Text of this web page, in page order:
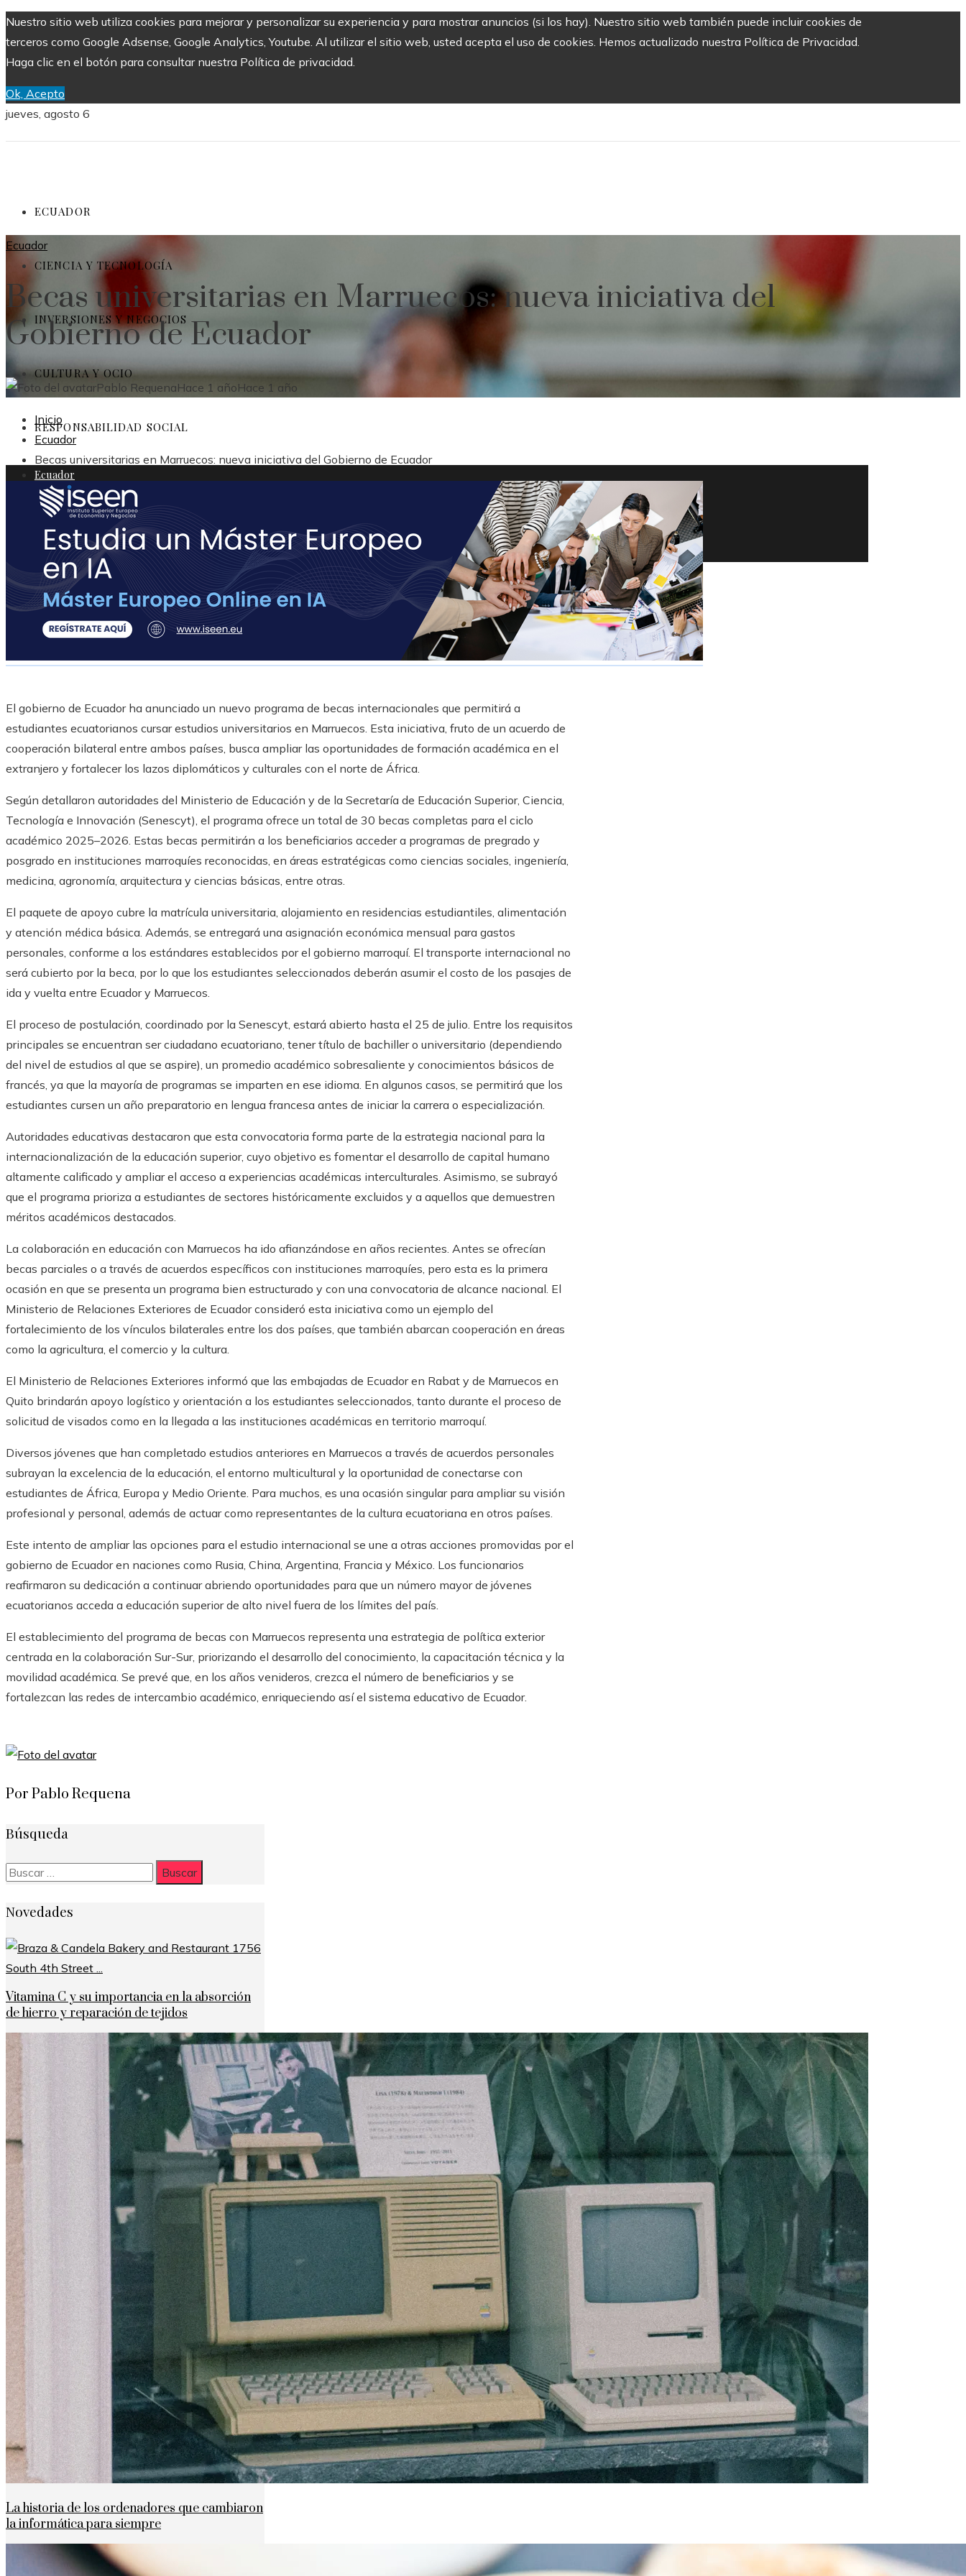
Nuestro sitio web utiliza cookies para mejorar y personalizar su experiencia y para mostrar anuncios (si los hay). Nuestro sitio web también puede incluir cookies de
terceros como Google Adsense, Google Analytics, Youtube. Al utilizar el sitio web, usted acepta el uso de cookies. Hemos actualizado nuestra Política de Privacidad.
Haga clic en el botón para consultar nuestra Política de privacidad.
Ok, Acepto
jueves, agosto 6
ECUADOR
CIENCIA Y TECNOLOGÍA
INVERSIONES Y NEGOCIOS
CULTURA Y OCIO
RESPONSABILIDAD SOCIAL
Ecuador
Ciencia y tecnología
Inversiones y negocios
Cultura y ocio
Responsabilidad social
Ecuador
Becas universitarias en Marruecos: nueva iniciativa del
Gobierno de Ecuador
Pablo RequenaHace 1 añoHace 1 año
Inicio
Ecuador
Becas universitarias en Marruecos: nueva iniciativa del Gobierno de Ecuador
El gobierno de Ecuador ha anunciado un nuevo programa de becas internacionales que permitirá a
estudiantes ecuatorianos cursar estudios universitarios en Marruecos. Esta iniciativa, fruto de un acuerdo de
cooperación bilateral entre ambos países, busca ampliar las oportunidades de formación académica en el
extranjero y fortalecer los lazos diplomáticos y culturales con el norte de África.
Según detallaron autoridades del Ministerio de Educación y de la Secretaría de Educación Superior, Ciencia,
Tecnología e Innovación (Senescyt), el programa ofrece un total de 30 becas completas para el ciclo
académico 2025–2026. Estas becas permitirán a los beneficiarios acceder a programas de pregrado y
posgrado en instituciones marroquíes reconocidas, en áreas estratégicas como ciencias sociales, ingeniería,
medicina, agronomía, arquitectura y ciencias básicas, entre otras.
El paquete de apoyo cubre la matrícula universitaria, alojamiento en residencias estudiantiles, alimentación
y atención médica básica. Además, se entregará una asignación económica mensual para gastos
personales, conforme a los estándares establecidos por el gobierno marroquí. El transporte internacional no
será cubierto por la beca, por lo que los estudiantes seleccionados deberán asumir el costo de los pasajes de
ida y vuelta entre Ecuador y Marruecos.
El proceso de postulación, coordinado por la Senescyt, estará abierto hasta el 25 de julio. Entre los requisitos
principales se encuentran ser ciudadano ecuatoriano, tener título de bachiller o universitario (dependiendo
del nivel de estudios al que se aspire), un promedio académico sobresaliente y conocimientos básicos de
francés, ya que la mayoría de programas se imparten en ese idioma. En algunos casos, se permitirá que los
estudiantes cursen un año preparatorio en lengua francesa antes de iniciar la carrera o especialización.
Autoridades educativas destacaron que esta convocatoria forma parte de la estrategia nacional para la
internacionalización de la educación superior, cuyo objetivo es fomentar el desarrollo de capital humano
altamente calificado y ampliar el acceso a experiencias académicas interculturales. Asimismo, se subrayó
que el programa prioriza a estudiantes de sectores históricamente excluidos y a aquellos que demuestren
méritos académicos destacados.
La colaboración en educación con Marruecos ha ido afianzándose en años recientes. Antes se ofrecían
becas parciales o a través de acuerdos específicos con instituciones marroquíes, pero esta es la primera
ocasión en que se presenta un programa bien estructurado y con una convocatoria de alcance nacional. El
Ministerio de Relaciones Exteriores de Ecuador consideró esta iniciativa como un ejemplo del
fortalecimiento de los vínculos bilaterales entre los dos países, que también abarcan cooperación en áreas
como la agricultura, el comercio y la cultura.
El Ministerio de Relaciones Exteriores informó que las embajadas de Ecuador en Rabat y de Marruecos en
Quito brindarán apoyo logístico y orientación a los estudiantes seleccionados, tanto durante el proceso de
solicitud de visados como en la llegada a las instituciones académicas en territorio marroquí.
Diversos jóvenes que han completado estudios anteriores en Marruecos a través de acuerdos personales
subrayan la excelencia de la educación, el entorno multicultural y la oportunidad de conectarse con
estudiantes de África, Europa y Medio Oriente. Para muchos, es una ocasión singular para ampliar su visión
profesional y personal, además de actuar como representantes de la cultura ecuatoriana en otros países.
Este intento de ampliar las opciones para el estudio internacional se une a otras acciones promovidas por el
gobierno de Ecuador en naciones como Rusia, China, Argentina, Francia y México. Los funcionarios
reafirmaron su dedicación a continuar abriendo oportunidades para que un número mayor de jóvenes
ecuatorianos acceda a educación superior de alto nivel fuera de los límites del país.
El establecimiento del programa de becas con Marruecos representa una estrategia de política exterior
centrada en la colaboración Sur-Sur, priorizando el desarrollo del conocimiento, la capacitación técnica y la
movilidad académica. Se prevé que, en los años venideros, crezca el número de beneficiarios y se
fortalezcan las redes de intercambio académico, enriqueciendo así el sistema educativo de Ecuador.
Por Pablo Requena
Búsqueda
Buscar:
Novedades
Vitamina C y su importancia en la absorción
de hierro y reparación de tejidos
La historia de los ordenadores que cambiaron
la informática para siempre